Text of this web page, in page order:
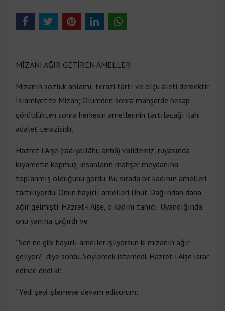
MİZANI AĞIR GETİREN AMELLER
Mizanın sözlük anlamı, terazi tartı ve ölçü aleti demektir.
İslamiyet'te Mizan; Ölümden sonra mahşerde hesap
görüldükten sonra herkesin amellerinin tartılacağı ilahi
adalet terazisidir.
Hazret-i Aişe (radıyallâhü anhâ) validemiz, rüyasında
kıyametin kopmuş, insanların mahşer meydanına
toplanmış olduğunu gördü. Bu sırada bir kadının amelleri
tartılıyordu. Onun hayırlı amelleri Uhut Dağı'ndan daha
ağır gelmişti. Hazret-i Aişe, o kadını tanıdı. Uyandığında
onu yanına çağırdı ve:
“Sen ne gibi hayırlı ameller işliyorsun ki mizanın ağır
geliyor?” diye sordu. Söylemek istemedi. Hazret-i Aişe ısrar
edince dedi ki:
“Yedi şeyi işlemeye devam ediyorum: